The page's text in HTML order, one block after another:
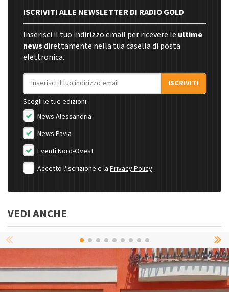
ISCRIVITI ALLE NEWSLETTER DI RADIO GOLD
Inserisci il tuo indirizzo email per ricevere le ultime
newsdirettamente nella tua casella di posta
elettronica.
Indirizzo email
ISCRIVITI
Scegli le tue edizioni:
News Alessandria
News Pavia
Eventi Nord-Ovest
Accetto l'iscrizione e la Privacy Policy
VEDI ANCHE